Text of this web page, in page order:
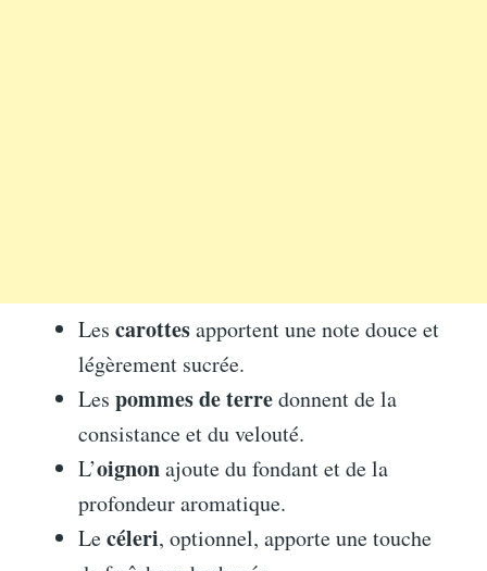
Les carottesapportent une note douce et
légèrement sucrée.
Les pommes de terredonnent de la
consistance et du velouté.
L’oignonajoute du fondant et de la
profondeur aromatique.
Lecéleri, optionnel, apporte une touche